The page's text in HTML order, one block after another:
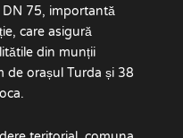
DN 75, importantă
care asigură
din munții
de orașul Turda și 38